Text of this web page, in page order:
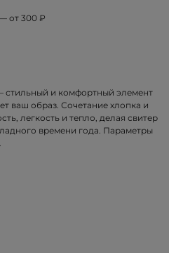
— от 300 ₽
стильный и комфортный элемент
ваш образ. Сочетание хлопка и
легкость и тепло, делая свитер
времени года. Параметры